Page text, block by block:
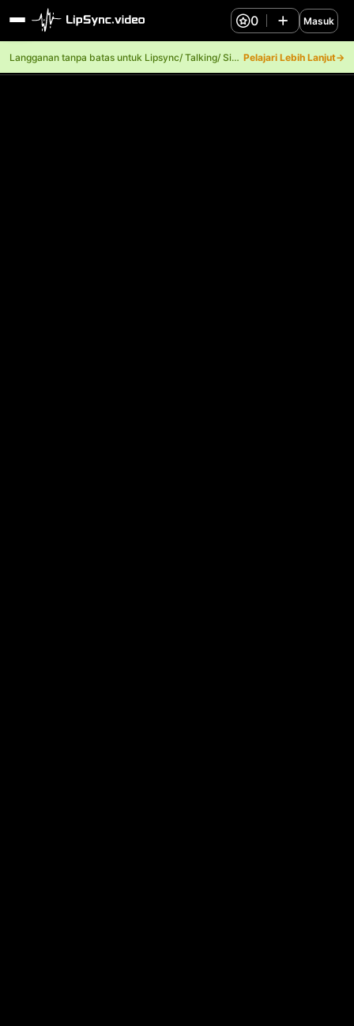
Langganan tanpa batas untuk Lipsync/ Talking/ Singing. Pelajari Lebih Lanjut→
0 Masuk